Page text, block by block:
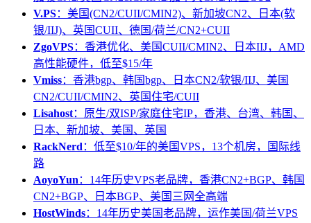
V.PS：美国(CN2/CUII/CMIN2)、新加坡CN2、日本(软
银/IIJ)、英国CUII、德国/荷兰/CN2+CUII
ZgoVPS：香港优化、美国CUII/CMIN2、日本IIJ，AMD
高性能硬件，低至$15/年
Vmiss：香港bgp、韩国bgp、日本CN2/软银/IIJ、美国
CN2/CUII/CMIN2、英国住宅/CUII
Lisahost：原生/双ISP/家庭住宅IP，香港、台湾、韩国、
日本、新加坡、美国、英国
RackNerd ：低至$10/年的美国VPS，13个机房，国际线
路
AoyoYun ：14年历史VPS老品牌，香港CN2+BGP、韩国
CN2+BGP、日本BGP、美国三网全高端
HostWinds：14年历史美国老品牌，运作美国/荷兰VPS